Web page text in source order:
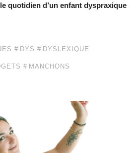
quotidien d’un enfant dyspraxique
DYS DYSLEXIQUE
MANCHONS